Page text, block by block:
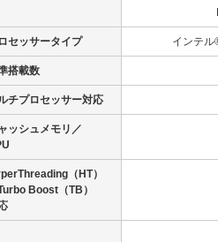
セッサータイプ インテ
搭載数
チプロセッサー対応
ッシュメモリ／
（HT）
Boost（TB）